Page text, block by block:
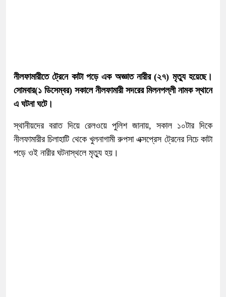
নীলফামারীতে ট্রেনে কাটা পড়ে এক অজ্ঞাত নারীর (২৭) মৃত্যু হয়েছে।
সোমবার(১ ডিসেম্বর) সকালে নীলফামারী সদরের মিলনপল্লী নামক স্থানে
এ ঘটনা ঘটে।
স্থানীয়দের বরাত দিয়ে রেলওয়ে পুলিশ জানায়, সকাল ১০টার দিকে
নীলফামারীর চিলাহাটি থেকে খুলনাগামী রুপসা এক্সপ্রেস ট্রেনের নিচে কাটা
পড়ে ওই নারীর ঘটনাস্থলে মৃত্যু হয়।